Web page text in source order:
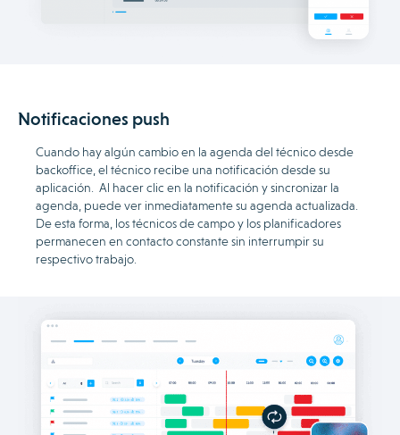
Notificaciones push
Cuando hay algún cambio en la agenda del técnico desde
backoffice, el técnico recibe una notificación desde su
aplicación. Al hacer clic en la notificación y sincronizar la
agenda, puede ver inmediatamente su agenda actualizada.
De esta forma, los técnicos de campo y los planificadores
permanecen en contacto constante sin interrumpir su
respectivo trabajo.